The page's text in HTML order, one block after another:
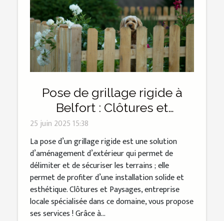
Pose de grillage rigide à
Belfort : Clôtures et
Paysages s’adapte à tous
les budgets !
25 juin 2025 15:38
La pose d’un grillage rigide est une solution
d’aménagement d’extérieur qui permet de
délimiter et de sécuriser les terrains ; elle
permet de profiter d’une installation solide et
esthétique. Clôtures et Paysages, entreprise
locale spécialisée dans ce domaine, vous propose
ses services ! Grâce à...